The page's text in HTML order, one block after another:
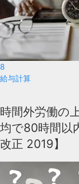
8
給与計算
時間外労働の
均で80時間以
改正 2019】